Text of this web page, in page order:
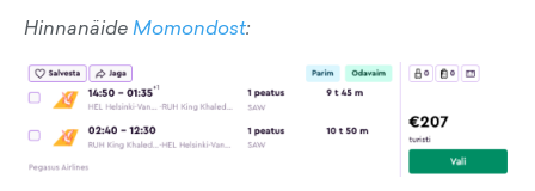
HinnanäideMomondost: